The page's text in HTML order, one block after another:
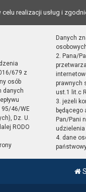
realizacji usług i
679 z
osób
danych
95/46/WE
Dz. U.
RODO
Danych
2. Pana/
prawnych
ust.1 lit.c
3. jeżeli
będącego
Pan/Pani
udzielenia
4. dane